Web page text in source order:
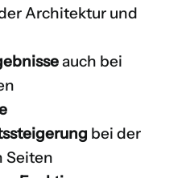
Architektur und
auch bei
bei der
Seiten